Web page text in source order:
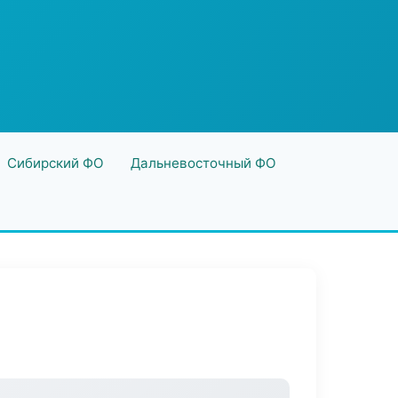
Сибирский ФО Дальневосточный ФО